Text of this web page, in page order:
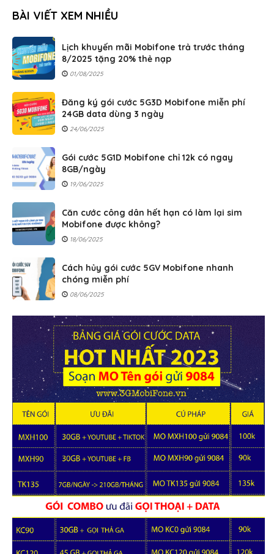
BÀI VIẾT XEM NHIỀU
Lịch khuyến mãi Mobifone trả trước tháng
8/2025 tặng 20% thẻ nạp
01/08/2025
Đăng ký gói cước 5G3D Mobifone miễn phí
24GB data dùng 3 ngày
24/06/2025
Gói cước 5G1D Mobifone chỉ 12k có ngay
8GB/ngày
19/06/2025
Căn cước công dân hết hạn có làm lại sim
Mobifone được không?
18/06/2025
Cách hủy gói cước 5GV Mobifone nhanh
chóng miễn phí
08/06/2025